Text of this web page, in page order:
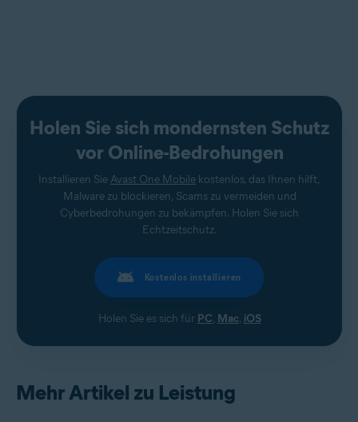
Holen Sie sich mondernsten Schutz
vor Online-Bedrohungen
Installieren Sie Avast One Mobile kostenlos, das Ihnen hilft,
Malware zu blockieren, Scams zu vermeiden und
Cyberbedrohungen zu bekämpfen. Holen Sie sich
Echtzeitschutz.
Kostenlos installieren
Holen Sie es sich für PC, Mac, iOS
Mehr Artikel zu Leistung